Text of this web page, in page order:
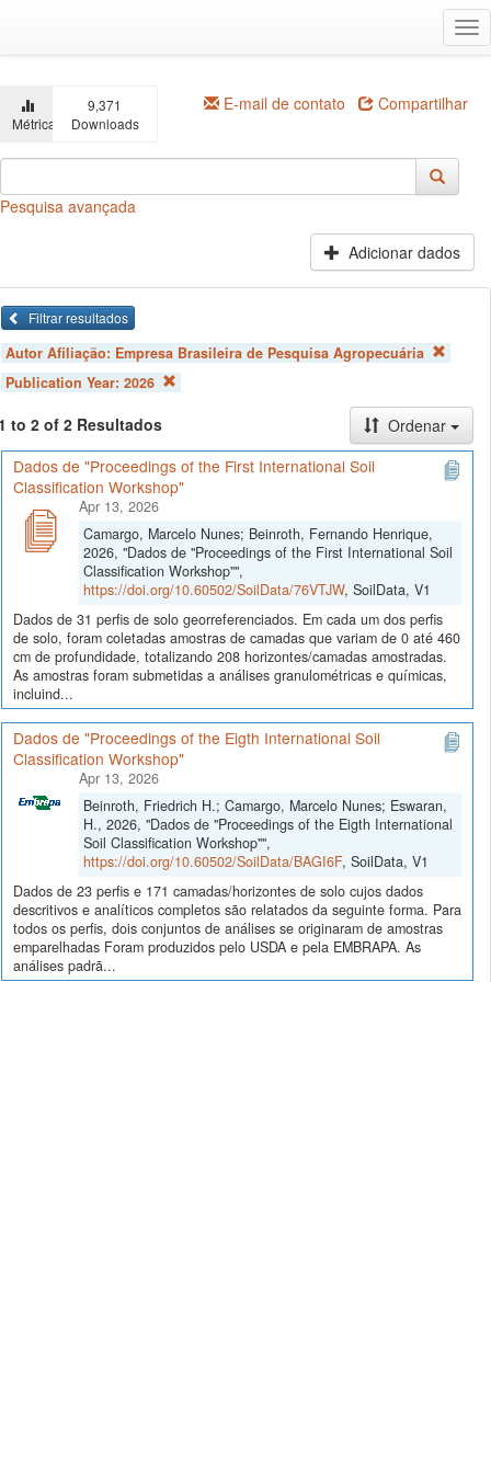
principal
Métricas
9,371
Downloads
E-mail de contato Compartilhar
Pesquisa avançada
Adicionar dados
Filtrar resultados
Autor Afiliação: Empresa Brasileira de Pesquisa Agropecuária
Publication Year: 2026
to 2 of 2 Resultados
Ordenar
Dados de "Proceedings of the First International Soil
Classification Workshop"
Apr 13, 2026
Camargo, Marcelo Nunes; Beinroth, Fernando Henrique,
2026, "Dados de "Proceedings of the First International Soil
Classification Workshop"",
https://doi.org/10.60502/SoilData/76VTJW, SoilData, V1
Dados de 31 perfis de solo georreferenciados. Em cada um dos perfis
de solo, foram coletadas amostras de camadas que variam de 0 até 460
cm de profundidade, totalizando 208 horizontes/camadas amostradas.
As amostras foram submetidas a análises granulométricas e químicas,
incluind...
Dados de "Proceedings of the Eigth International Soil
Classification Workshop"
Apr 13, 2026
Beinroth, Friedrich H.; Camargo, Marcelo Nunes; Eswaran,
H., 2026, "Dados de "Proceedings of the Eigth International
Soil Classification Workshop"",
https://doi.org/10.60502/SoilData/BAGI6F, SoilData, V1
Dados de 23 perfis e 171 camadas/horizontes de solo cujos dados
descritivos e analíticos completos são relatados da seguinte forma. Para
todos os perfis, dois conjuntos de análises se originaram de amostras
emparelhadas Foram produzidos pelo USDA e pela EMBRAPA. As
análises padrã...